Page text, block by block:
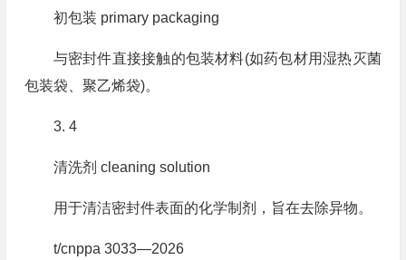
初包装 primary packaging
与密封件直接接触的包装材料(如药包材用湿热灭菌
包装袋、聚乙烯袋)。
3. 4
清洗剂 cleaning solution
用于清洁密封件表面的化学制剂，旨在去除异物。
t/cnppa 3033—2026